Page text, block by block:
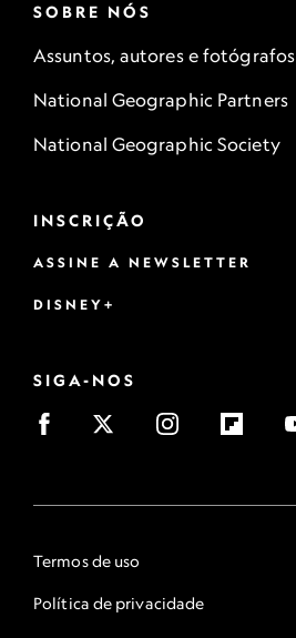
SOBRE NÓS
Assuntos, autores e fotógrafos
National Geographic Partners
National Geographic Society
INSCRIÇÃO
ASSINE A NEWSLETTER
DISNEY+
SIGA-NOS
Termos de uso
Política de privacidade